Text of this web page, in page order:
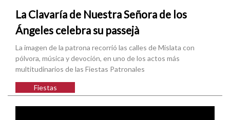
La Clavaría de Nuestra Señora de los
Ángeles celebra su passejà
La imagen de la patrona recorrió las calles de Mislata con
pólvora, música y devoción, en uno de los actos más
multitudinarios de las Fiestas Patronales
Fiestas